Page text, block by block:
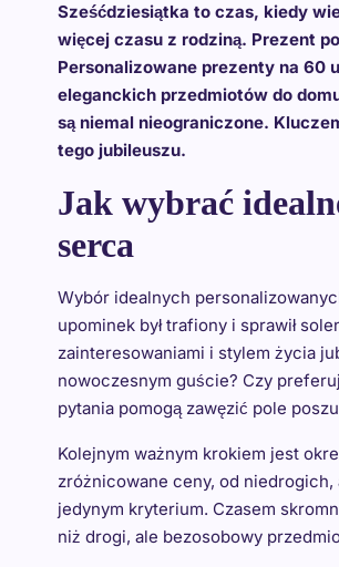
Sześćdziesiątka to czas, kiedy
więcej czasu z rodziną. Prezent
Personalizowane prezenty na 60
eleganckich przedmiotów do
są niemal nieograniczone.
tego jubileuszu.
Jak wybrać
serca
Wybór idealnych
upominek był trafiony i sprawił
zainteresowaniami i stylem życia
nowoczesnym guście? Czy
pytania pomogą zawęzić pole
Kolejnym ważnym krokiem jest
zróżnicowane ceny, od niedrogich,
jedynym kryterium. Czasem
niż drogi, ale bezosobowy